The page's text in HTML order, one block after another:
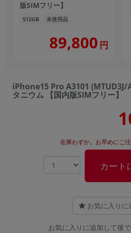
版SIMフリー】
512GB 未使用品
89,800 円
iPhone15 Pro A3101 (MTUD3J/
タニウム 【国内版SIMフリー】
在庫わずか。お早めにご
カート
お気に入りに
お気に入りに追加して後